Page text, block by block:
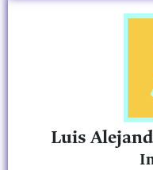
Luis